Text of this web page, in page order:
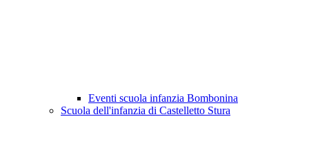
Eventi scuola infanzia Bombonina
Scuola dell'infanzia di Castelletto Stura